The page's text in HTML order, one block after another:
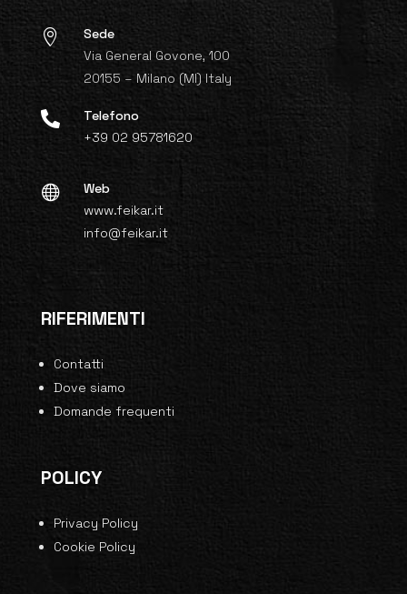

Sede
Via General Govone, 100
20155 – Milano (MI) Italy

Telefono
+39 02 95781620

Web
www.feikar.it
info@feikar.it
RIFERIMENTI
Contatti
Dove siamo
Domande frequenti
POLICY
Privacy Policy
Cookie Policy